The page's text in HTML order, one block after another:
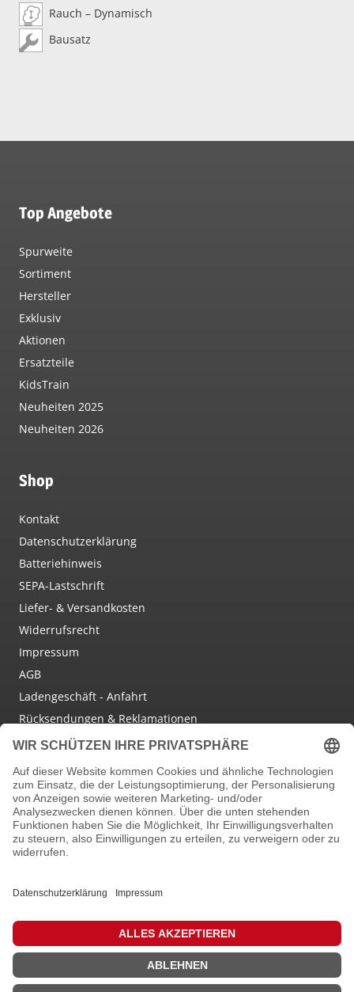
Rauch – Dynamisch
Bausatz
Top Angebote
Spurweite
Sortiment
Hersteller
Exklusiv
Aktionen
Ersatzteile
KidsTrain
Neuheiten 2025
Neuheiten 2026
Shop
Kontakt
Datenschutzerklärung
Batteriehinweis
SEPA-Lastschrift
Liefer- & Versandkosten
Widerrufsrecht
Impressum
AGB
Ladengeschäft - Anfahrt
Rücksendungen & Reklamationen
Social Media
Facebook
Instagram